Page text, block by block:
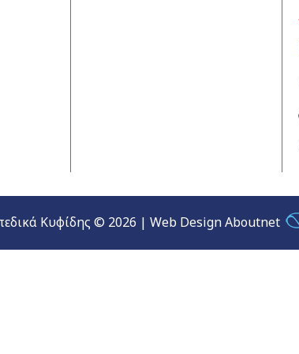
Κυφίδης © 2026 | Web Design Aboutnet